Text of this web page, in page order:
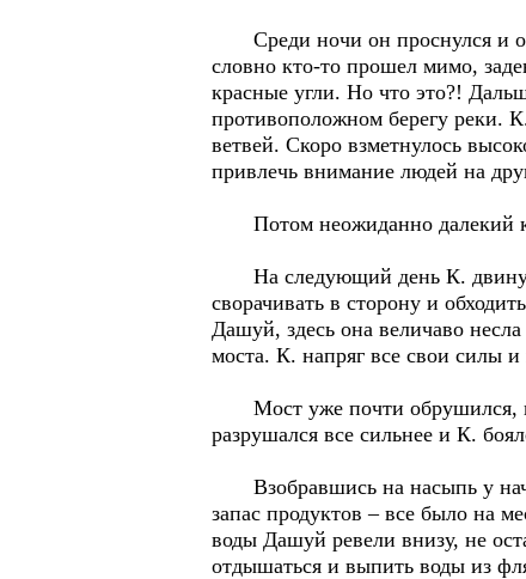
Среди ночи он проснулся и
словно кто-то прошел мимо,
красные угли. Но что это?!
противоположном берегу реки.
ветвей. Скоро взметнулось
привлечь внимание людей на
Потом неожиданно далекий
На следующий день К.
сворачивать в сторону и
Дашуй, здесь она величаво
моста. К. напряг все свои силы и
Мост уже почти обрушился,
разрушался все сильнее и К.
Взобравшись на насыпь у
запас продуктов – все было на
воды Дашуй ревели внизу, не
отдышаться и выпить воды из